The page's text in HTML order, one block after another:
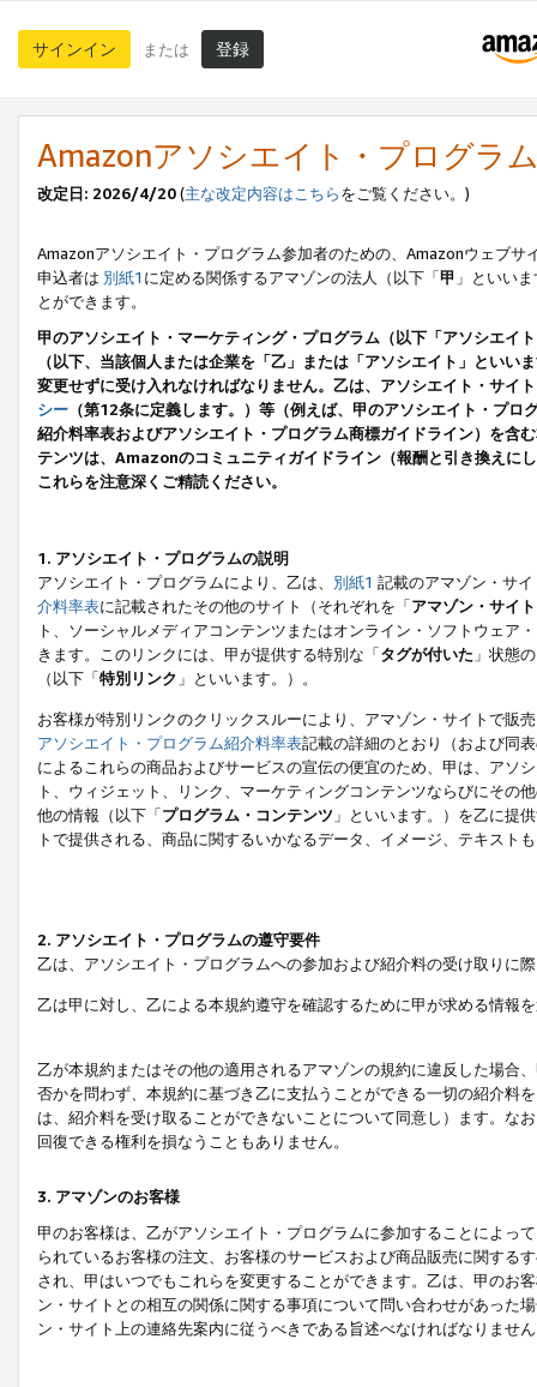
サインイン または 登録
Amazonアソシエイト・プログラ
改定日: 2026/4/20(主な改定内容はこちらをご覧ください。)
Amazonアソシエイト・プログラム参加者のための、Amazonウェブサ
申込者は 別紙1 に定める関係するアマゾンの法人（以下「甲 」といい
とができます。
甲のアソシエイト・マーケティング・プログラム（以下「アソシエイ
（以下、当該個人または企業を「乙」または「アソシエイト」とい
変更せずに受け入れなければなりません。乙は、アソシエイト・サイ
シー （第12条に定義します。）等（例えば、甲のアソシエイト・プ
紹介料率表およびアソシエイト・プログラム商標ガイドライン）を
テンツは、Amazonのコミュニティガイドライン（報酬と引き換えに
これらを注意深くご精読ください。
1. アソシエイト・プログラムの説明
アソシエイト・プログラムにより、乙は、 別紙1 記載のアマゾン・サ
介料率表に記載されたその他のサイト（それぞれを「アマゾン・サイト
ト、ソーシャルメディアコンテンツまたはオンライン・ソフトウェア
きます。このリンクには、甲が提供する特別な「タグが付いた 」状態
（以下「特別リンク 」といいます。）。
お客様が特別リンクのクリックスルーにより、アマゾン・サイトで販
アソシエイト・プログラム紹介料率表記載の詳細のとおり（および同
によるこれらの商品およびサービスの宣伝の便宜のため、甲は、アソ
ト、ウィジェット、リンク、マーケティングコンテンツならびにその
他の情報（以下「プログラム・コンテンツ 」といいます。）を乙に提
トで提供される、商品に関するいかなるデータ、イメージ、テキス
2. アソシエイト・プログラムの遵守要件
乙は、アソシエイト・プログラムへの参加および紹介料の受け取りに
乙は甲に対し、乙による本規約遵守を確認するために甲が求める情報
乙が本規約またはその他の適用されるアマゾンの規約に違反した場合
否かを問わず、本規約に基づき乙に支払うことができる一切の紹介料
は、紹介料を受け取ることができないことについて同意し）ます。な
回復できる権利を損なうこともありません。
3. アマゾンのお客様
甲のお客様は、乙がアソシエイト・プログラムに参加することによっ
られているお客様の注文、お客様のサービスおよび商品販売に関する
され、甲はいつでもこれらを変更することができます。乙は、甲のお
ン・サイトとの相互の関係に関する事項について問い合わせがあった
ン・サイト上の連絡先案内に従うべきである旨述べなければなりませ